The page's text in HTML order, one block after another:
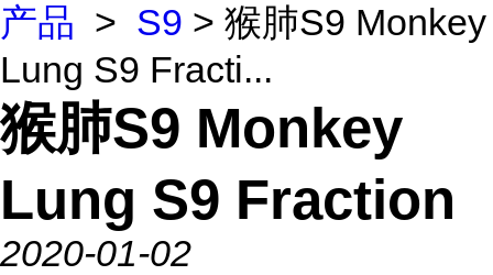
产品 > S9 > 猴肺S9 Monkey
Lung S9 Fracti...
猴肺S9 Monkey
Lung S9 Fraction
2020-01-02